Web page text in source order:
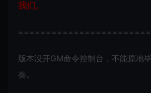
我们。
版本没开GM命令控制台，不能原地
奏。